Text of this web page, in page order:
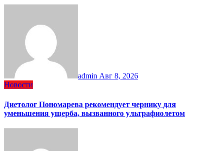
admin Авг 8, 2026
Новости
Диетолог Пономарева рекомендует чернику для
уменьшения ущерба, вызванного ультрафиолетом